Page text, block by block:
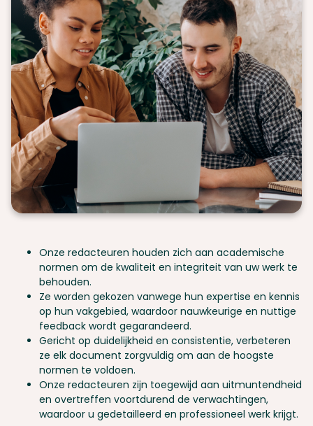
Onze redacteuren houden zich aan academische
normen om de kwaliteit en integriteit van uw werk te
behouden.
Ze worden gekozen vanwege hun expertise en kennis
op hun vakgebied, waardoor nauwkeurige en nuttige
feedback wordt gegarandeerd.
Gericht op duidelijkheid en consistentie, verbeteren
ze elk document zorgvuldig om aan de hoogste
normen te voldoen.
Onze redacteuren zijn toegewijd aan uitmuntendheid
en overtreffen voortdurend de verwachtingen,
waardoor u gedetailleerd en professioneel werk krijgt.